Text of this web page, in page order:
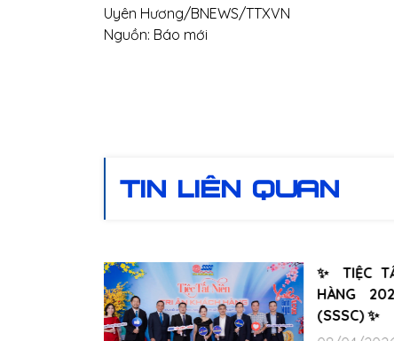
Uyên Hương/BNEWS/TTXVN
Nguồn: Báo mới
TIN LIÊN QUAN
✨ TIỆC
HÀNG
(SSSC) ✨